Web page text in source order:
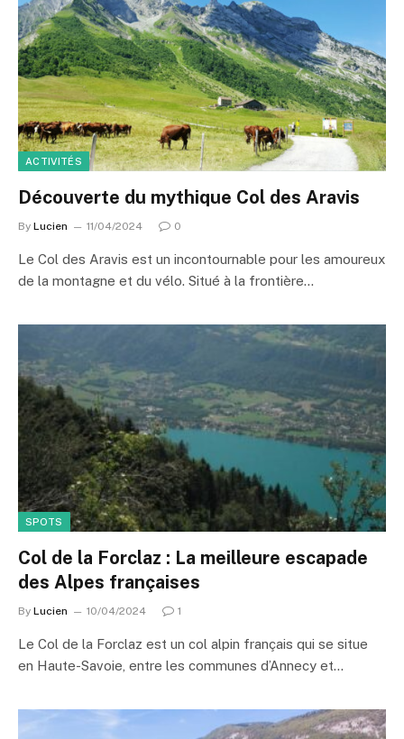
ACTIVITÉS
Découverte du mythique Col des Aravis
By Lucien 11/04/2024 0
Le Col des Aravis est un incontournable pour les amoureux
de la montagne et du vélo. Situé à la frontière…
SPOTS
Col de la Forclaz : La meilleure escapade
des Alpes françaises
By Lucien 10/04/2024 1
Le Col de la Forclaz est un col alpin français qui se situe
en Haute-Savoie, entre les communes d’Annecy et…